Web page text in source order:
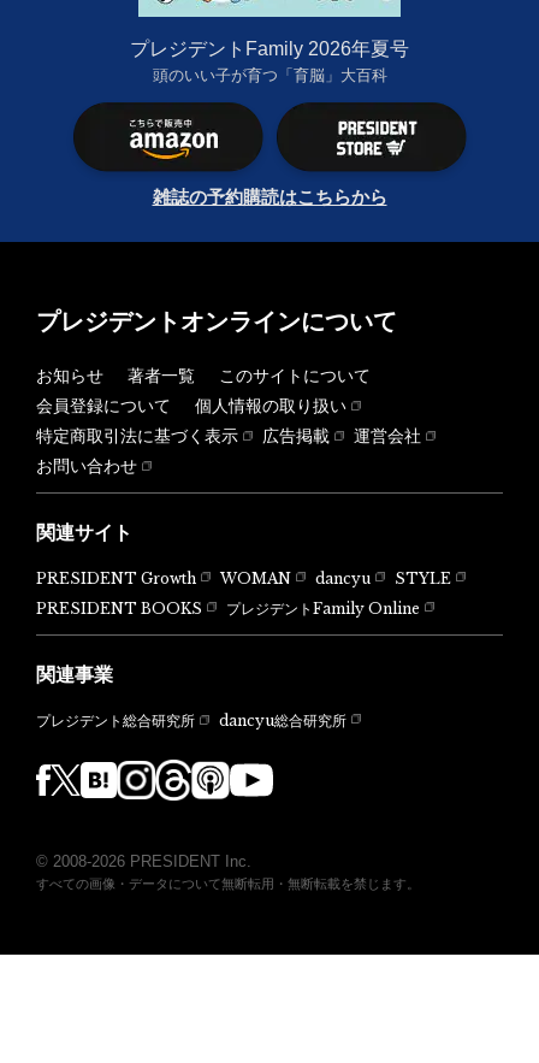
プレジデントFamily 2026年夏号
頭のいい子が育つ「育脳」大百科
雑誌の予約購読はこちらから
プレジデントオンラインについて
お知らせ 著者一覧
このサイトについて
会員登録について
個人情報の取り扱い
特定商取引法に基づく表示
広告掲載
運営会社
お問い合わせ
関連サイト
PRESIDENT Growth WOMAN dancyu
STYLE
PRESIDENT BOOKS
プレジデントFamily Online
関連事業
プレジデント総合研究所 dancyu総合研究所
© 2008-2026 PRESIDENT Inc.
すべての画像・データについて無断転用・無断転載を禁じます。